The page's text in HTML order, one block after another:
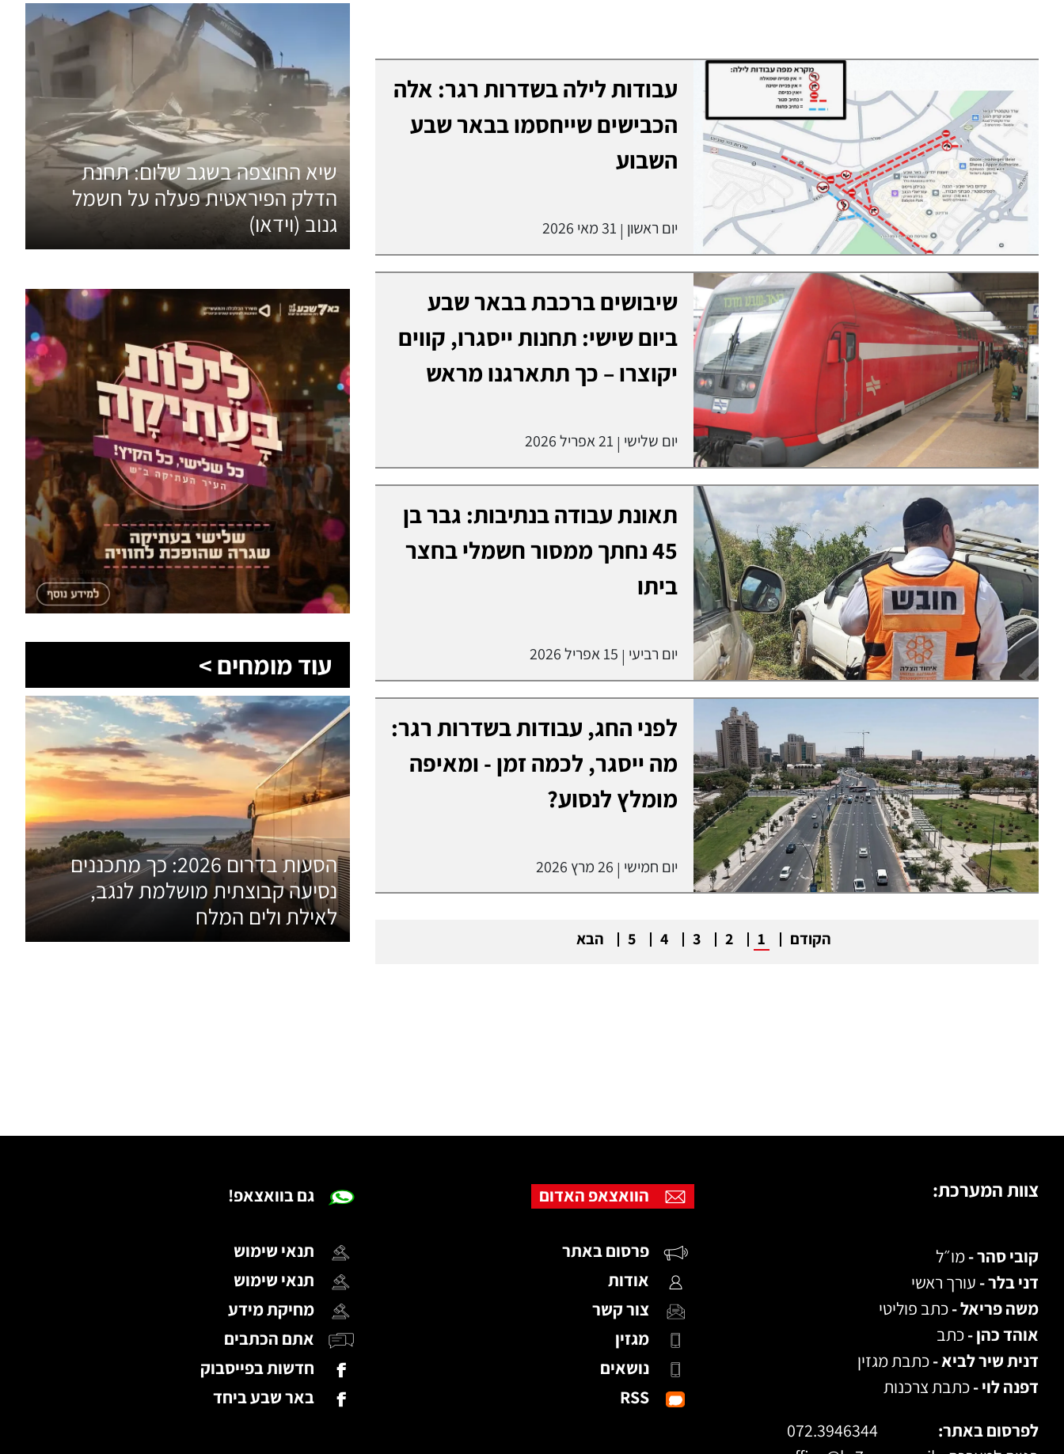
עבודות לילה בשדרות רגר: אלה
הכבישים שייחסמו בבאר שבע
השבוע
יום ראשון | 31 מאי 2026
שיבושים ברכבת בבאר שבע
ביום שישי: תחנות ייסגרו, קווים
יקוצרו – כך תתארגנו מראש
יום שלישי | 21 אפריל 2026
תאונת עבודה בנתיבות: גבר בן
45 נחתך ממסור חשמלי בחצר
ביתו
יום רביעי | 15 אפריל 2026
לפני החג, עבודות בשדרות רגר:
מה ייסגר, לכמה זמן - ומאיפה
מומלץ לנסוע?
יום חמישי | 26 מרץ 2026
הקודם 1
2
3
4
5 הבא
שיא החוצפה בשגב שלום: תחנת
הדלק הפיראטית פעלה על חשמל
גנוב (וידאו)
עוד מומחים >
הסעות בדרום 2026: כך מתכננים
נסיעה קבוצתית מושלמת לנגב,
לאילת ולים המלח
גם בוואצאפ!
תנאי שימוש
תנאי שימוש
מחיקת מידע
אתם הכתבים
חדשות בפייסבוק
באר שבע ביחד
הוואצאפ האדום
פרסום באתר
אודות
צור קשר
מגזין
נושאים
RSS
צוות המערכת:
קובי סהר -מו״ל
דני בלר - עורך ראשי
משה פריאל -כתב פוליטי
אוהד כהן -כתב
דנית שיר לביא -כתבת מגזין
דפנה לוי -כתבת צרכנות
לפרסום באתר:
072.3946344